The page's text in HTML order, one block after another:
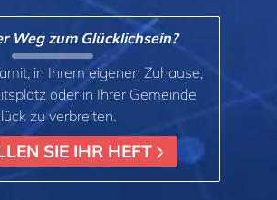
Weg zum Glücklichsein?
in Ihrem eigenen Zuhause,
oder in Ihrer Gemeinde
zu verbreiten.
SIE IHR HEFT